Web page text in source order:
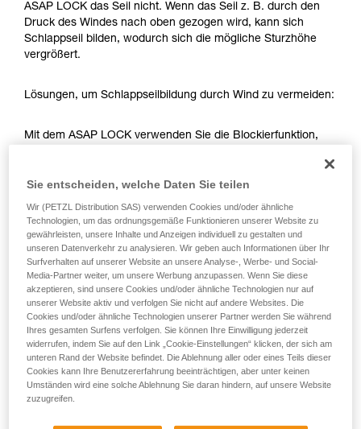
verstehen zu können, müssen Sie zuerst die in
der Gebrauchsanweisung enthaltenen
Informationen richtig verstanden haben.
Die Beherrschung dieser Techniken setzt eine
Training voraus. Prüfen Sie zusammen mit
Sie ihn eigenständig durchführen.
noch andere Techniken, die hier nicht
beschrieben werden.
ASAP LOCK das Seil nicht. Wenn das Seil z. B. durch den
Druck des Windes nach oben gezogen wird, kann sich
Schlappseil bilden, wodurch sich die mögliche Sturzhöhe
vergrößert.
Lösungen, um Schlappseilbildung durch Wind zu vermeiden:
Mit dem ASAP LOCK verwenden Sie die Blockierfunktion,
Aufstieg der anwendenden Person wird durch diese Funktion
nicht behindert.
Mit dem ASAP, das keine Blockierfunktion hat, können
andere Techniken angewendet werden:
Halten des Seils von einem Teammitglied am Boden
Gewicht am Seilende
Befestigen des Seilendes an einem Anschlagpunkt
Alle drei Optionen müssen im Rahmen des Rettungsplans
überprüft werden. In jedem Fall ist für jede Situation eine
spezielle Gefährdungsbeurteilung durchzuführen.
Sie entscheiden, welche Daten Sie teilen
Wir (PETZL Distribution SAS) verwenden Cookies und/oder ähnliche
Technologien, um das ordnungsgemäße Funktionieren unserer Website zu
gewährleisten, unsere Inhalte und Anzeigen individuell zu gestalten und
unseren Datenverkehr zu analysieren. Wir geben auch Informationen über Ihr
Surfverhalten auf unserer Website an unsere Analyse-, Werbe- und Social-
Media-Partner weiter, um unsere Werbung anzupassen. Wenn Sie diese
akzeptieren, sind unsere Cookies und/oder ähnliche Technologien nur auf
unserer Website aktiv und verfolgen Sie nicht auf andere Websites. Die
Cookies und/oder ähnliche Technologien unserer Partner werden Sie während
Ihres gesamten Surfens verfolgen. Sie können Ihre Einwilligung jederzeit
widerrufen, indem Sie auf den Link „Cookie-Einstellungen“ klicken, der sich am
unteren Rand der Website befindet. Die Ablehnung aller oder eines Teils dieser
Cookies kann Ihre Benutzererfahrung beeinträchtigen, aber unter keinen
Umständen wird eine solche Ablehnung Sie daran hindern, auf unsere Website
zuzugreifen.